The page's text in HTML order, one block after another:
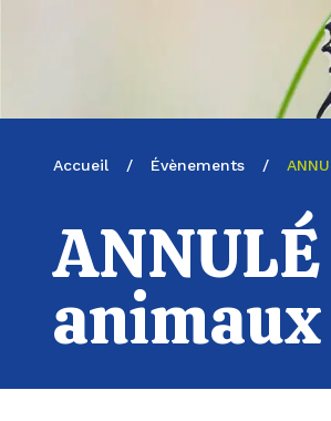
Accueil / Évènements /
animaux